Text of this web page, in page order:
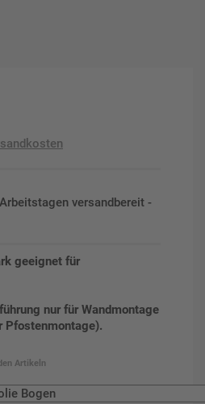
versandbereit -
geeignet für
nur für Wandmontage
Pfostenmontage).
Artikeln